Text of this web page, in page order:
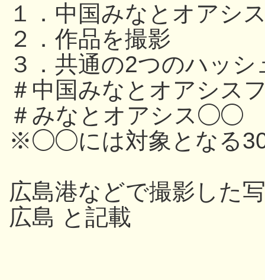
１．中国みなとオアシ
２．作品を撮影
３．共通の2つのハッ
＃中国みなとオアシス
＃みなとオアシス◯◯
※◯◯には対象となる30
広島港などで撮影した
広島 と記載